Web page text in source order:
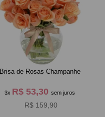
Brisa de Rosas Champanhe
3x R$ 53,30sem juros
R$ 159,90